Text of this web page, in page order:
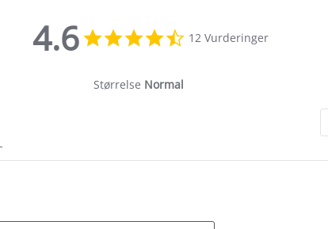
4.6
star
12 Vurderinger
Størrelse Normal